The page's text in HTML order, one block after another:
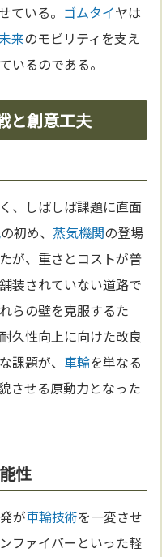
ている。 ゴムタイヤは
来のモビリティを支え
いるのである。
と創意工夫
、しばしば課題に直面
の初め、 蒸気機関の登場
が、重さとコストが普
装されていない道路で
らの壁を克服するた
久性向上に向けた改良
課題が、 車輪を単なる
させる原動力となった
性
が車輪技術を一変させ
ファイバーといった軽